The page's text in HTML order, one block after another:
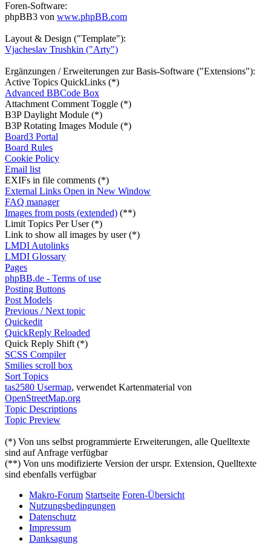
Foren-Software:
phpBB3 von www.phpBB.com
Layout & Design ("Template"):
Vjacheslav Trushkin ("Arty")
Ergänzungen / Erweiterungen zur Basis-Software ("Extensions"):
Active Topics QuickLinks (*)
Advanced BBCode Box
Attachment Comment Toggle (*)
B3P Daylight Module (*)
B3P Rotating Images Module (*)
Board3 Portal
Board Rules
Cookie Policy
Email list
EXIFs in file comments (*)
External Links Open in New Window
FAQ manager
Images from posts (extended) (**)
Limit Topics Per User (*)
Link to show all images by user (*)
LMDI Autolinks
LMDI Glossary
Pages
phpBB.de - Terms of use
Posting Buttons
Post Models
Previous / Next topic
Quickedit
QuickReply Reloaded
Quick Reply Shift (*)
SCSS Compiler
Smilies scroll box
Sort Topics
tas2580 Usermap, verwendet Kartenmaterial von
OpenStreetMap.org
Topic Descriptions
Topic Preview
(*) Von uns selbst programmierte Erweiterungen, alle Quelltexte
sind auf Anfrage verfügbar
(**) Von uns modifizierte Version der urspr. Extension, Quelltexte
sind ebenfalls verfügbar
Makro-Forum Startseite Foren-Übersicht
Nutzungsbedingungen
Datenschutz
Impressum
Danksagung